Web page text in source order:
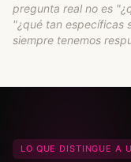
pregunta real no es
"¿qué tan específicas
siempre tenemos
LO QUE DISTINGUE A